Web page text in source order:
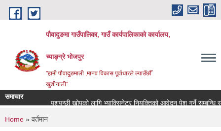
Skip to main content
पौवादुङमा गाउँपालिका, गाउँ कार्यपालिकाको कार्यालय,
च्याङ्ग्रे भोजपुर
"हामी पौवादुङमाली ,मानव विकास पूर्वाधारले ल्याउँछौँ
खुशीयाली"
समाचार
पशुपन्छी खोपको लागि भ्याक्सिनेटर नियुक्तिको आवेदन पेश गर्ने सम्बन्धि
You are here
Home » वर्तमान